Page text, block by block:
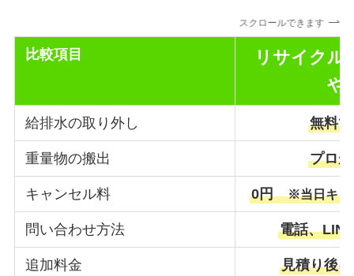
スクロールできます
比較項目
リサイクル
や
給排水の取り外し 無料
重量物の搬出 プロ
キャンセル料 0円※当日キャ
問い合わせ方法 電話、
追加料金 見積り後